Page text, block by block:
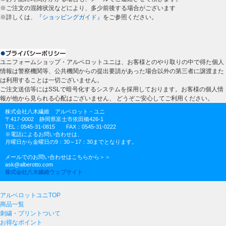
※ご注文の混雑状況などにより、多少前後する場合がございます
※詳しくは、
『ショッピングガイド』 をご参照ください。
ユニフォームショップ・アルベロットユニは、お客様とのやり取りの中で得た個人
情報は警察機関等、公共機関からの提出要請があった場合以外の第三者に譲渡また
は利用することは一切ございません。
ご注文送信等にはSSLで暗号化するシステムを採用しております。お客様の個人情
報が他から見られる心配はございません、 どうぞご安心してご利用ください。
株式会社八木繊維 アルベロット・ユニ
〒417-0002 静岡県富士市依田橋426-1
TEL：0545-31-0815 FAX：0545-31-0222
※電話によるお問い合わせは、
月曜日から金曜日の9：30～17：30までとなります。
メールでのお問い合わせはこちらから＞＞
ask@alberotto.com
株式会社八木繊維ウェブサイト
アルベロットユニTOP
商品一覧
刺繍・プリントついて
お得なポイント